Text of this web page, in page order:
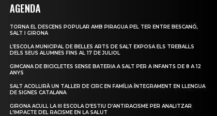
AGENDA
TORNA EL DESCENS POPULAR AMB PIRAGUA PEL TER ENTRE BESCANÓ,
SALT I GIRONA
L’ESCOLA MUNICIPAL DE BELLES ARTS DE SALT EXPOSA ELS TREBALLS
DELS SEUS ALUMNES FINS AL 17 DE JULIOL
GIMCANA DE BICICLETES SENSE BATERIA A SALT PER A INFANTS DE 8 A 12
ANYS
SALT ACOLLIRÀ UN TALLER DE CIRC EN FAMÍLIA ÍNTEGRAMENT EN LLENGUA
DE SIGNES CATALANA
GIRONA ACULL LA III ESCOLA D’ESTIU D’ANTIRACISME PER ANALITZAR
L’IMPACTE DEL RACISME EN LA SALUT